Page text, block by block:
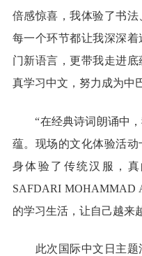
倍感惊喜，我体验了书法
每一个环节都让我深深
门新语言，更带我走进
真学习中文，努力成为中
“在经典诗词朗诵中，
蕴。现场的文化体验活
身体验了传统汉服，
SAFDARI
的学习生活，让自己越来
此次国际中文日主题